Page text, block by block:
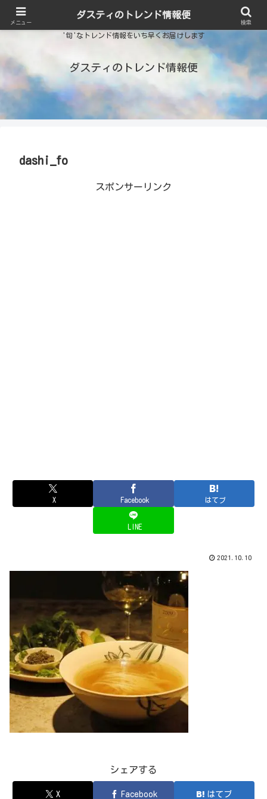
'旬'なトレンド情報をいち早くお届けします
ダスティのトレンド情報便
dashi_fo
スポンサーリンク
X Facebook はてブ
LINE
2021.10.10
シェアする
X Facebook はてブ
メニュー
ダスティのトレンド情報便
検索